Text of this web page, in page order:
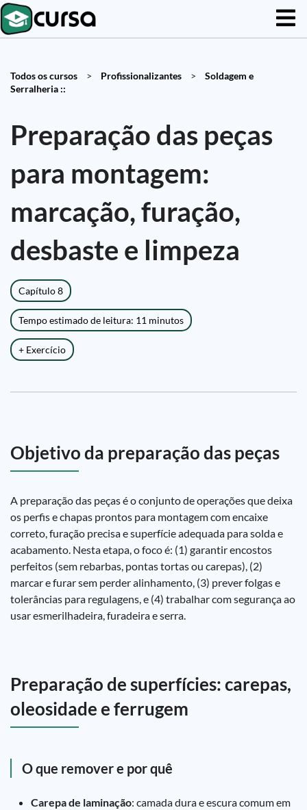
Todos os cursos > Profissionalizantes >
Soldagem e
Serralheria ::
Preparação das peças
para montagem:
marcação, furação,
desbaste e limpeza
Capítulo 8
Tempo estimado de leitura: 11 minutos
+ Exercício
Objetivo da preparação das peças
A preparação das peças é o conjunto de operações que deixa
os perfis e chapas prontos para montagem com encaixe
correto, furação precisa e superfície adequada para solda e
acabamento. Nesta etapa, o foco é: (1) garantir encostos
perfeitos (sem rebarbas, pontas tortas ou carepas), (2)
marcar e furar sem perder alinhamento, (3) prever folgas e
tolerâncias para regulagens, e (4) trabalhar com segurança ao
usar esmerilhadeira, furadeira e serra.
Preparação de superfícies: carepas,
oleosidade e ferrugem
O que remover e por quê
Carepa de laminação: camada dura e escura comum em